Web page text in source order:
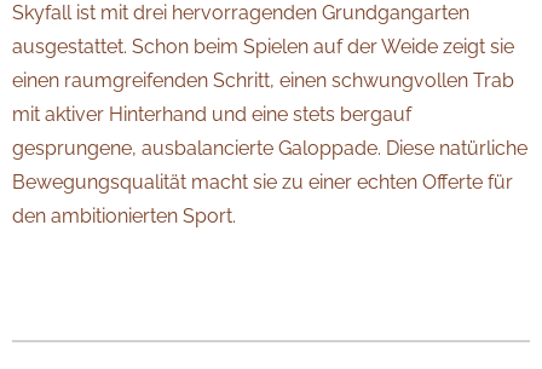
Skyfall ist mit drei hervorragenden Grundgangarten
ausgestattet. Schon beim Spielen auf der Weide zeigt sie
einen raumgreifenden Schritt, einen schwungvollen Trab
mit aktiver Hinterhand und eine stets bergauf
gesprungene, ausbalancierte Galoppade. Diese natürliche
Bewegungsqualität macht sie zu einer echten Offerte für
den ambitionierten Sport.